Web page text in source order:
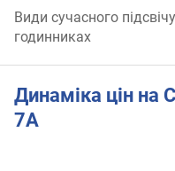
Види сучасного
годинниках
Динаміка цін на
7A